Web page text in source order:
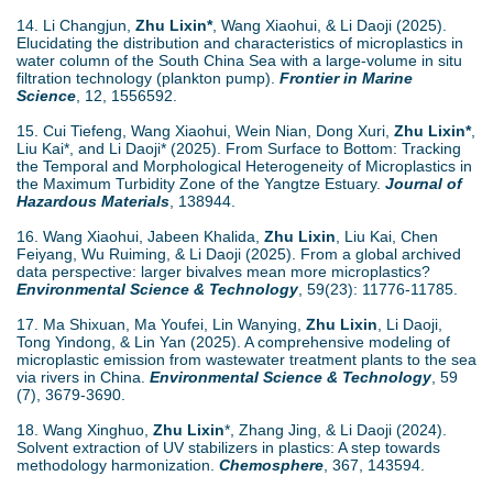
14. Li Changjun, Zhu Lixin*, Wang Xiaohui, & Li Daoji (2025).
Elucidating the distribution and characteristics of microplastics in
water column of the South China Sea with a large-volume in situ
filtration technology (plankton pump). Frontier in Marine
Science , 12, 1556592.
15. Cui Tiefeng, Wang Xiaohui, Wein Nian, Dong Xuri, Zhu Lixin*,
Liu Kai*, and Li Daoji* (2025). From Surface to Bottom: Tracking
the Temporal and Morphological Heterogeneity of Microplastics in
the Maximum Turbidity Zone of the Yangtze Estuary. Journal of
Hazardous Materials , 138944.
16. Wang Xiaohui, Jabeen Khalida, Zhu Lixin , Liu Kai, Chen
Feiyang, Wu Ruiming, & Li Daoji (2025). From a global archived
data perspective: larger bivalves mean more microplastics?
Environmental Science & Technology, 59(23): 11776-11785.
17. Ma Shixuan, Ma Youfei, Lin Wanying, Zhu Lixin , Li Daoji,
Tong Yindong, & Lin Yan (2025). A comprehensive modeling of
microplastic emission from wastewater treatment plants to the sea
via rivers in China. Environmental Science & Technology, 59
(7), 3679-3690.
18. Wang Xinghuo, Zhu Lixin*, Zhang Jing, & Li Daoji (2024).
Solvent extraction of UV stabilizers in plastics: A step towards
methodology harmonization. Chemosphere , 367, 143594.